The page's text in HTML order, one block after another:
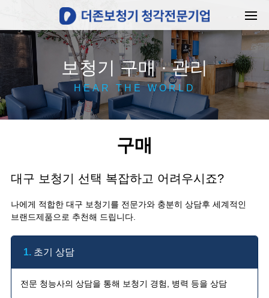
보청기 구매 · 관리
HEAR THE WORLD
구매
대구 보청기 선택 복잡하고 어려우시죠?
나에게 적합한 대구 보청기를 전문가와 충분히 상담후 세계적인
브랜드제품으로 추천해 드립니다.
1.초기 상담
전문 청능사의 상담을 통해 보청기 경험, 병력 등을 상담